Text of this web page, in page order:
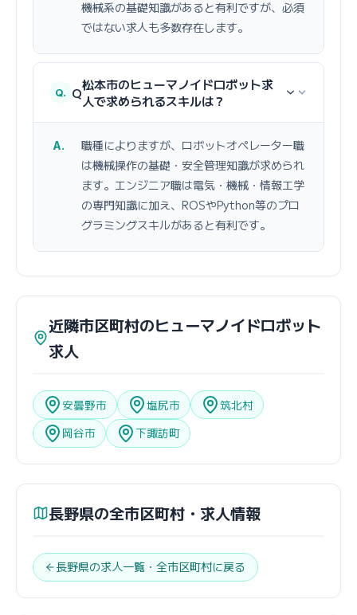
機械系の基礎知識があると有利ですが、必須
ではない求人も多数存在します。
Q松本市のヒューマノイドロボット求
人で求められるスキルは？
職種によりますが、ロボットオペレーター職
は機械操作の基礎・安全管理知識が求められ
ます。エンジニア職は電気・機械・情報工学
の専門知識に加え、ROSやPython等のプロ
グラミングスキルがあると有利です。
近隣市区町村のヒューマノイドロボット
求人
安曇野市 塩尻市
筑北村
岡谷市
下諏訪町
長野県の全市区町村・求人情報
長野県の求人一覧・全市区町村に戻る